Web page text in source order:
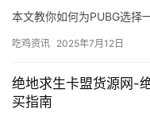
本文教你如何为PUBG选择
吃鸡资讯 2025年7月12日
绝地求生卡盟货源网-
买指南